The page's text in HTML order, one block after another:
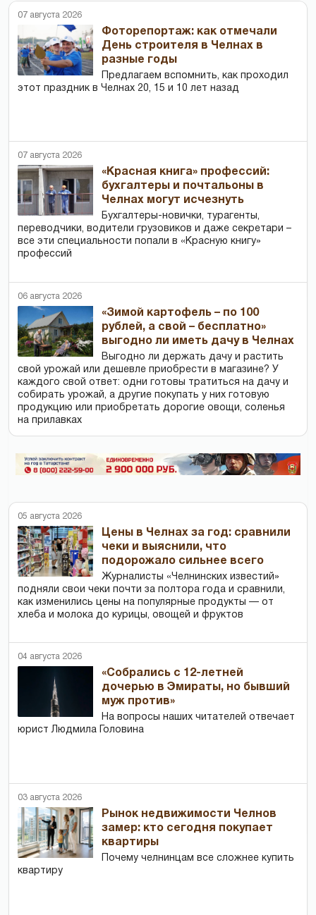
07 августа 2026
Фоторепортаж: как отмечали
День строителя в Челнах в
разные годы
Предлагаем вспомнить, как проходил
этот праздник в Челнах 20, 15 и 10 лет назад
07 августа 2026
«Красная книга» профессий:
бухгалтеры и почтальоны в
Челнах могут исчезнуть
Бухгалтеры-новички, тур­агенты,
переводчики, водители грузовиков и даже секретари –
все эти специальности попали в «Красную книгу»
профессий
06 августа 2026
«Зимой картофель – по 100
рублей, а свой – бесплатно»
выгодно ли иметь дачу в Челнах
Выгодно ли держать дачу и растить
свой урожай или дешевле приобрести в магазине? У
каждого свой ответ: одни готовы тратиться на дачу и
собирать урожай, а другие покупать у них готовую
продукцию или приобретать дорогие овощи, соленья
на прилавках
05 августа 2026
Цены в Челнах за год: сравнили
чеки и выяснили, что
подорожало сильнее всего
Журналисты «Челнинских известий»
подняли свои чеки почти за полтора года и сравнили,
как изменились цены на популярные продукты — от
хлеба и молока до курицы, овощей и фруктов
04 августа 2026
«Собрались с 12-летней
дочерью в Эмираты, но бывший
муж против»
На вопросы наших читателей отвечает
юрист Людмила Головина
03 августа 2026
Рынок недвижимости Челнов
замер: кто сегодня покупает
квартиры
Почему челнинцам все сложнее купить
квартиру